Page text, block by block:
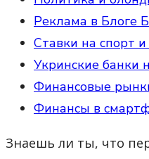
Реклама в Блоге
Ставки на спорт
Укринские банки
Финансовые
Финансы в
Знаешь ли ты, что